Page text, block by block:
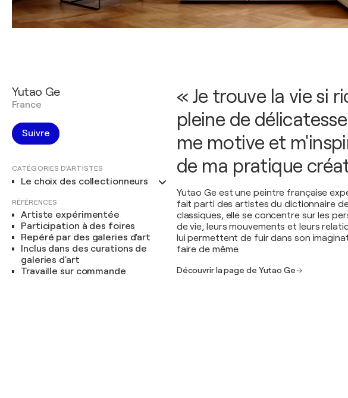
Yutao Ge
France
Suivre
CATÉGORIES D'ARTISTES
Le choix des collectionneurs
RÉFÉRENCES
Artiste expérimentée
Participation à des foires
Repéré par des galeries d'art
Inclus dans des curations de
galeries d'art
Travaille sur commande
« Je trouve la vie si
pleine de
me motive et
de ma pratique
Yutao Ge est une peintre française
fait parti des artistes du dictionnaire
classiques, elle se concentre sur les
de vie, leurs mouvements et leurs
lui permettent de fuir dans son
faire de même.
Découvrir la page de Yutao Ge